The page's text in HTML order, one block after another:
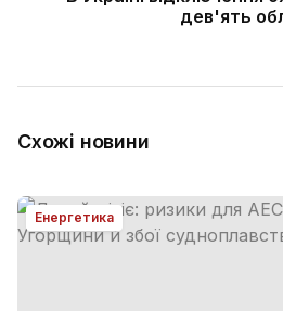
дев'ять
Схожі новини
Енергетика